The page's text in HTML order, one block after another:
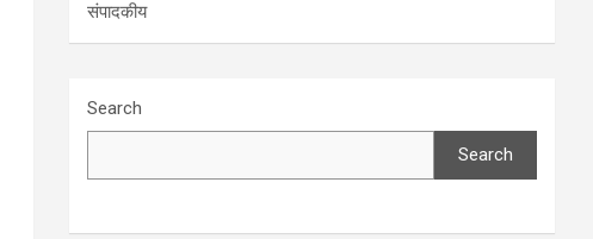
संपादकीय
Search
Search